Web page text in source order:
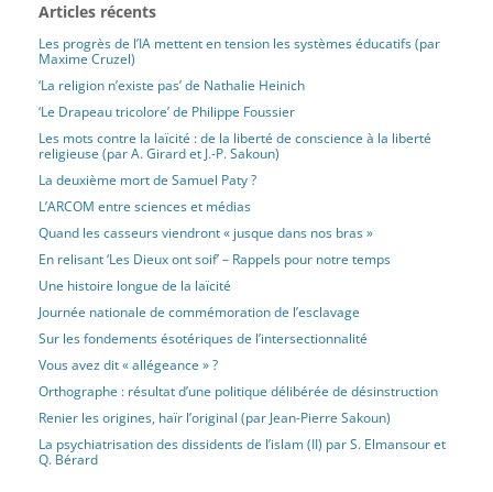
Articles récents
Les progrès de l’IA mettent en tension les systèmes éducatifs (par
Maxime Cruzel)
‘La religion n’existe pas’ de Nathalie Heinich
‘Le Drapeau tricolore’ de Philippe Foussier
Les mots contre la laïcité : de la liberté de conscience à la liberté
religieuse (par A. Girard et J.-P. Sakoun)
La deuxième mort de Samuel Paty ?
L’ARCOM entre sciences et médias
Quand les casseurs viendront « jusque dans nos bras »
En relisant ‘Les Dieux ont soif’ – Rappels pour notre temps
Une histoire longue de la laïcité
Journée nationale de commémoration de l’esclavage
Sur les fondements ésotériques de l’intersectionnalité
Vous avez dit « allégeance » ?
Orthographe : résultat d’une politique délibérée de désinstruction
Renier les origines, haïr l’original (par Jean-Pierre Sakoun)
La psychiatrisation des dissidents de l’islam (II) par S. Elmansour et
Q. Bérard